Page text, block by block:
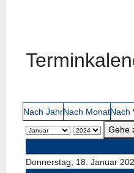
Nach JahrNach MonatNach
Gehe
Donnerstag, 18. Januar